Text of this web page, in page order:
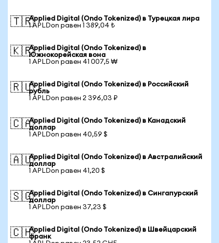
🇹🇷Applied Digital (Ondo Tokenized) в Турецкая лира
1 APLDon равен 1 389,04 ₺
🇰🇷Applied Digital (Ondo Tokenized) в
Южнокорейская вона
1 APLDon равен 41 007,5 ₩
🇷🇺Applied Digital (Ondo Tokenized) в Российский
рубль
1 APLDon равен 2 396,03 ₽
🇨🇦Applied Digital (Ondo Tokenized) в Канадский
доллар
1 APLDon равен 40,59 $
🇦🇺Applied Digital (Ondo Tokenized) в Австралийский
доллар
1 APLDon равен 41,20 $
🇸🇬Applied Digital (Ondo Tokenized) в Сингапурский
доллар
1 APLDon равен 37,23 $
🇨🇭Applied Digital (Ondo Tokenized) в Швейцарский
франк